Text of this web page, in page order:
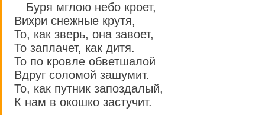
Буря мглою небо кроет,
Вихри снежные крутя,
То, как зверь, она завоет,
То заплачет, как дитя.
То по кровле обветшалой
Вдруг соломой зашумит.
То, как путник запоздалый,
К нам в окошко застучит.